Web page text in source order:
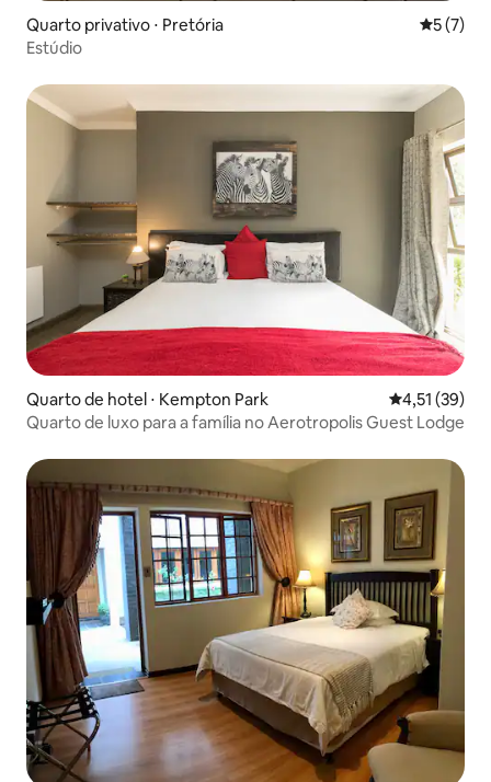
Quarto privativo ⋅ Pretória 5 de
5 (7)
Estúdio
Quarto de hotel ⋅ Kempton Park 4,51 de uma
4,51 (39)
Quarto de luxo para a família no Aerotropolis Guest Lodge